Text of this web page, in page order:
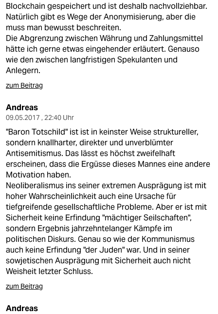
Blockchain gespeichert und ist deshalb nachvollziehbar.
Natürlich gibt es Wege der Anonymisierung, aber die
muss man bewusst beschreiten.
Die Abgrenzung zwischen Währung und Zahlungsmittel
hätte ich gerne etwas eingehender erläutert. Genauso
wie den zwischen langfristigen Spekulanten und
Anlegern.
zum Beitrag
Andreas
09.05.2017 , 22:40 Uhr
"Baron Totschild" ist ist in keinster Weise struktureller,
sondern knallharter, direkter und unverblümter
Antisemitismus. Das lässt es höchst zweifelhaft
erscheinen, dass die Ergüsse dieses Mannes eine andere
Motivation haben.
Neoliberalismus ins seiner extremen Ausprägung ist mit
hoher Wahrscheinlichkeit auch eine Ursache für
tiefgreifende gesellschaftliche Probleme. Aber er ist mit
Sicherheit keine Erfindung "mächtiger Seilschaften",
sondern Ergebnis jahrzehntelanger Kämpfe im
politischen Diskurs. Genau so wie der Kommunismus
auch keine Erfindung "der Juden" war. Und in seiner
sowjetischen Ausprägung mit Sicherheit auch nicht
Weisheit letzter Schluss.
zum Beitrag
Andreas